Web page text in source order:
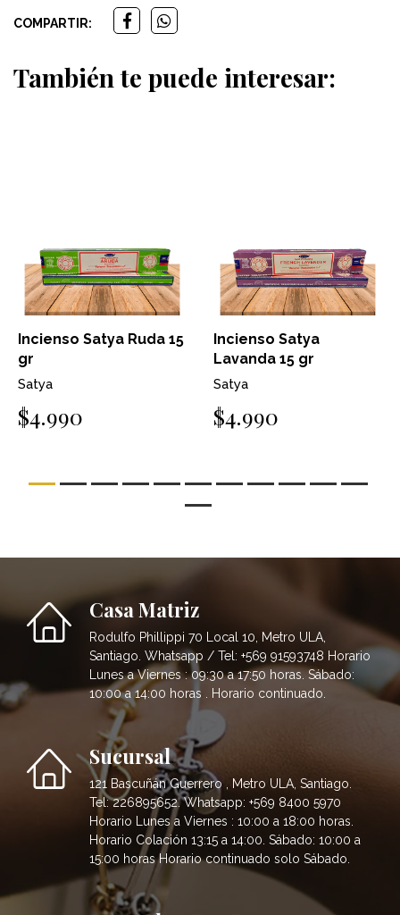
COMPARTIR:
También te puede interesar:
Incienso Satya Ruda 15
gr
Satya
$4.990
Incienso Satya
Lavanda 15 gr
Satya
$4.990
Casa Matriz
Rodulfo Phillippi 70 Local 10, Metro ULA,
Santiago. Whatsapp / Tel: +569 91593748 Horario
Lunes a Viernes : 09:30 a 17:50 horas. Sábado:
10:00 a 14:00 horas . Horario continuado.
Sucursal
121 Bascuñán Guerrero , Metro ULA, Santiago.
Tel: 226895652. Whatsapp: +569 8400 5970
Horario Lunes a Viernes : 10:00 a 18:00 horas.
Horario Colación 13:15 a 14:00. Sábado: 10:00 a
15:00 horas Horario continuado solo Sábado.